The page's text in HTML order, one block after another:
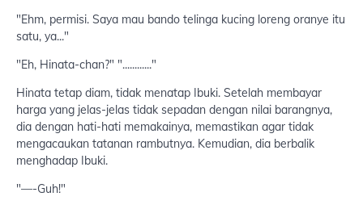
"Ehm, permisi. Saya mau bando telinga kucing loreng oranye itu
satu, ya..."
"Eh, Hinata-chan?" "............"
Hinata tetap diam, tidak menatap Ibuki. Setelah membayar
harga yang jelas-jelas tidak sepadan dengan nilai barangnya,
dia dengan hati-hati memakainya, memastikan agar tidak
mengacaukan tatanan rambutnya. Kemudian, dia berbalik
menghadap Ibuki.
"—-Guh!"